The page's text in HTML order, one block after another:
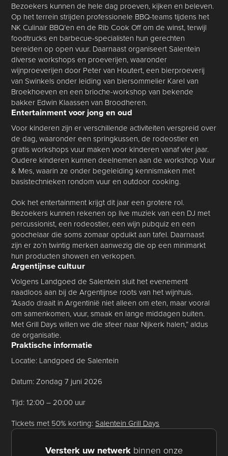
Bezoekers kunnen de hele dag proeven, kijken en beleven.
Op het terrein strijden professionele BBQ-teams tijdens het
NK Culinair BBQ’en en de Rib Cook Off om de winst, terwijl
foodtrucks en barbecue-specialisten hun gerechten
bereiden op open vuur. Daarnaast organiseert Salentein
diverse workshops en proeverijen, waaronder
wijnproeverijen door Peter van Houtert, een bierproeverij
van Swinkels onder leiding van biersommelier Karel van
Broekhoeven en een brioche-workshop van bekende
bakker Edwin Klaassen van Broodheren.
Entertainment voor jong en oud
Voor kinderen zijn er verschillende activiteiten verspreid over
de dag, waaronder een springkussen, de rodeostier en
gratis workshops vuur maken voor kinderen vanaf vier jaar.
Oudere kinderen kunnen deelnemen aan de workshop Vuur
& Mes, waarin ze onder begeleiding kennismaken met
basistechnieken rondom vuur en outdoor cooking.
Ook het entertainment krijgt dit jaar een grotere rol.
Bezoekers kunnen rekenen op live muziek van een DJ met
percussionist, een rodeostier, een wijn pubquiz en een
goochelaar die soms zomaar opduikt aan tafel. Daarnaast
zijn er zo’n twintig merken aanwezig die op een minimarkt
hun producten showen en verkopen.
Argentijnse cultuur
Volgens Landgoed de Salentein sluit het evenement
naadloos aan bij de Argentijnse roots van het wijnhuis.
“Asado draait in Argentinië niet alleen om eten, maar vooral
om samenkomen, vuur, smaak en lange middagen buiten.
Met Grill Days willen we die sfeer naar Nijkerk halen,” aldus
de organisatie.
Praktische informatie
Locatie: Landgoed de Salentein
Datum: Zondag 7 juni 2026
Tijd: 12:00 – 20:00 uur
Tickets met 50% korting: Salentein Grill Days
Versterk uw netwerk binnen onze